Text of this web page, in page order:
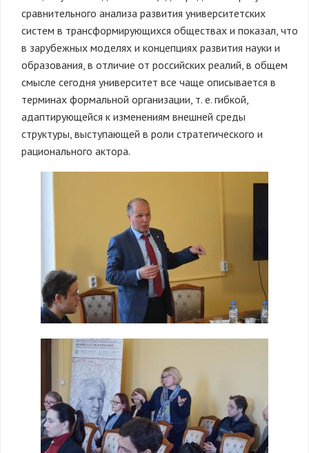
сравнительного анализа развития университетских
систем в трансформирующихся обществах и показал, что
в зарубежных моделях и концепциях развития науки и
образования, в отличие от российских реалий, в общем
смысле сегодня университет все чаще описывается в
терминах формальной организации, т. е. гибкой,
адаптирующейся к изменениям внешней среды
структуры, выступающей в роли стратегического и
рационального актора.